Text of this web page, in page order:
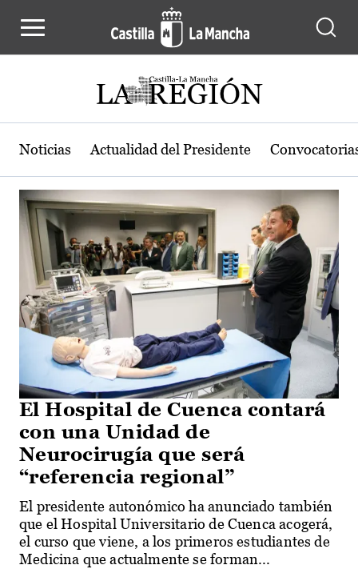
Actualidad de la región de Castilla-
Noticias Actualidad del Presidente
El Hospital de Cuenca contará
con una Unidad de
Neurocirugía que será
“referencia regional”
El presidente autonómico ha anunciado también
que el Hospital Universitario de Cuenca acogerá,
el curso que viene, a los primeros estudiantes de
Medicina que actualmente se forman...